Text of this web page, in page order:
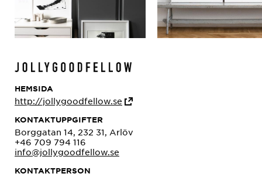
HEMSIDA
http://jollygoodfellow.se
KONTAKTUPPGIFTER
Borggatan 14, 232 31, Arlöv
+46 709 794 116
info@jollygoodfellow.se
KONTAKTPERSON